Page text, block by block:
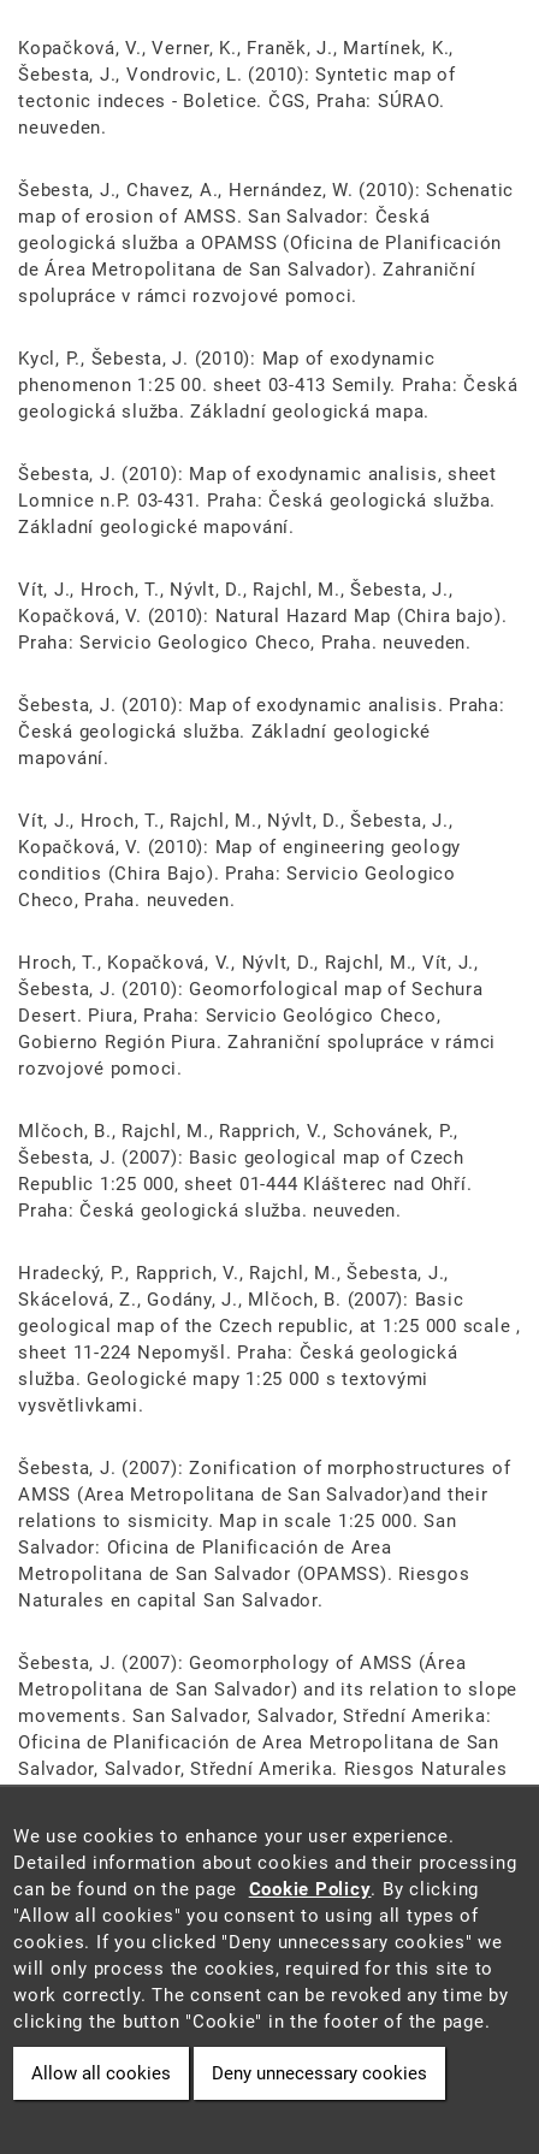
Kopačková, V., Verner, K., Franěk, J., Martínek, K.,
Šebesta, J., Vondrovic, L. (2010): Syntetic map of
tectonic indeces - Boletice. ČGS, Praha: SÚRAO.
neuveden.
Šebesta, J., Chavez, A., Hernández, W. (2010): Schenatic
map of erosion of AMSS. San Salvador: Česká
geologická služba a OPAMSS (Oficina de Planificación
de Área Metropolitana de San Salvador). Zahraniční
spolupráce v rámci rozvojové pomoci.
Kycl, P., Šebesta, J. (2010): Map of exodynamic
phenomenon 1:25 00. sheet 03-413 Semily. Praha: Česká
geologická služba. Základní geologická mapa.
Šebesta, J. (2010): Map of exodynamic analisis, sheet
Lomnice n.P. 03-431. Praha: Česká geologická služba.
Základní geologické mapování.
Vít, J., Hroch, T., Nývlt, D., Rajchl, M., Šebesta, J.,
Kopačková, V. (2010): Natural Hazard Map (Chira bajo).
Praha: Servicio Geologico Checo, Praha. neuveden.
Šebesta, J. (2010): Map of exodynamic analisis. Praha:
Česká geologická služba. Základní geologické
mapování.
Vít, J., Hroch, T., Rajchl, M., Nývlt, D., Šebesta, J.,
Kopačková, V. (2010): Map of engineering geology
conditios (Chira Bajo). Praha: Servicio Geologico
Checo, Praha. neuveden.
Hroch, T., Kopačková, V., Nývlt, D., Rajchl, M., Vít, J.,
Šebesta, J. (2010): Geomorfological map of Sechura
Desert. Piura, Praha: Servicio Geológico Checo,
Gobierno Región Piura. Zahraniční spolupráce v rámci
rozvojové pomoci.
Mlčoch, B., Rajchl, M., Rapprich, V., Schovánek, P.,
Šebesta, J. (2007): Basic geological map of Czech
Republic 1:25 000, sheet 01-444 Klášterec nad Ohří.
Praha: Česká geologická služba. neuveden.
Hradecký, P., Rapprich, V., Rajchl, M., Šebesta, J.,
Skácelová, Z., Godány, J., Mlčoch, B. (2007): Basic
geological map of the Czech republic, at 1:25 000 scale ,
sheet 11-224 Nepomyšl. Praha: Česká geologická
služba. Geologické mapy 1:25 000 s textovými
vysvětlivkami.
Šebesta, J. (2007): Zonification of morphostructures of
AMSS (Area Metropolitana de San Salvador)and their
relations to sismicity. Map in scale 1:25 000. San
Salvador: Oficina de Planificación de Area
Metropolitana de San Salvador (OPAMSS). Riesgos
Naturales en capital San Salvador.
Šebesta, J. (2007): Geomorphology of AMSS (Área
Metropolitana de San Salvador) and its relation to slope
movements. San Salvador, Salvador, Střední Amerika:
Oficina de Planificación de Area Metropolitana de San
Salvador, Salvador, Střední Amerika. Riesgos Naturales
Seifert, A., Šebesta, J., Verner, K. (2007): Basic
geological map 1:25 000 32-123. Praha: ČGS.
Geologické mapy 1:25 000 s textovými vysvětlivkami.
Seifert, A., Šebesta, J. (2007): Basic geological map of
the Czech Republic 1 : 25 000, 32-123 Žďárecká hora.
Praha: ČGS. Geologické mapy 1:25 000 s textovými
vysvětlivkami.
We use cookies to enhance your user experience.
Detailed information about cookies and their processing
can be found on the page Cookie Policy. By clicking
"Allow all cookies" you consent to using all types of
cookies. If you clicked "Deny unnecessary cookies" we
will only process the cookies, required for this site to
work correctly. The consent can be revoked any time by
clicking the button "Cookie" in the footer of the page.
Allow all cookies Deny unnecessary cookies